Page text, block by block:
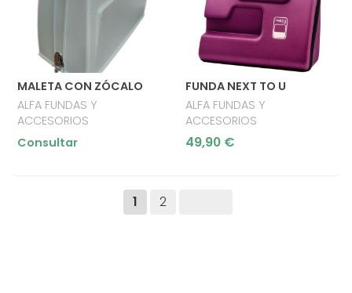
MALETA CON ZÓCALO
ALFA FUNDAS Y
ACCESORIOS
Consultar
FUNDA NEXT TO U
ALFA FUNDAS Y
ACCESORIOS
49,90 €
1 2